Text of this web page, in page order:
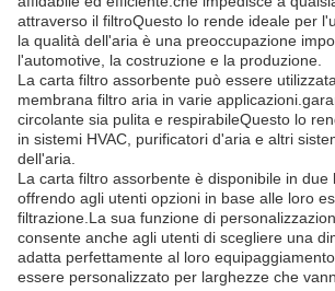
attraverso il filtroQuesto lo rende ideale per
la qualità dell'aria è una preoccupazione
l'automotive, la costruzione e la produzione.
La carta filtro assorbente può essere
membrana filtro aria in varie
circolante sia pulita e respirabileQuesto lo
in sistemi HVAC, purificatori d'aria e altri
dell'aria.
La carta filtro assorbente è disponibile in due
offrendo agli utenti opzioni in base alle loro
filtrazione.La sua funzione di
consente anche agli utenti di scegliere una
adatta perfettamente al loro
essere personalizzato per larghezze che